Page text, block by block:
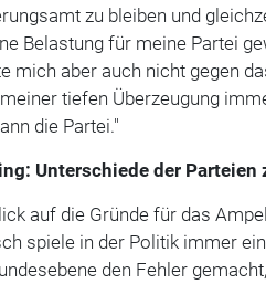
zu bleiben und
Belastung für meine Partei
mich aber auch nicht gegen
tiefen Überzeugung
die Partei."
Unterschiede der
auf die Gründe für das
spiele in der Politik immer
den Fehler